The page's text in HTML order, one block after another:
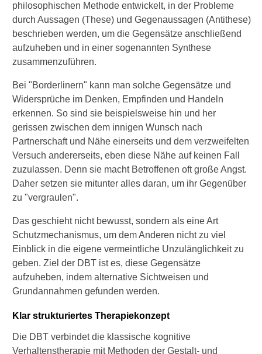
philosophischen Methode entwickelt, in der Probleme
durch Aussagen (These) und Gegenaussagen (Antithese)
beschrieben werden, um die Gegensätze anschließend
aufzuheben und in einer sogenannten Synthese
zusammenzuführen.
Bei "Borderlinern" kann man solche Gegensätze und
Widersprüche im Denken, Empfinden und Handeln
erkennen. So sind sie beispielsweise hin und her
gerissen zwischen dem innigen Wunsch nach
Partnerschaft und Nähe einerseits und dem verzweifelten
Versuch andererseits, eben diese Nähe auf keinen Fall
zuzulassen. Denn sie macht Betroffenen oft große Angst.
Daher setzen sie mitunter alles daran, um ihr Gegenüber
zu "vergraulen".
Das geschieht nicht bewusst, sondern als eine Art
Schutzmechanismus, um dem Anderen nicht zu viel
Einblick in die eigene vermeintliche Unzulänglichkeit zu
geben. Ziel der DBT ist es, diese Gegensätze
aufzuheben, indem alternative Sichtweisen und
Grundannahmen gefunden werden.
Klar strukturiertes Therapiekonzept
Die DBT verbindet die klassische kognitive
Verhaltenstherapie mit Methoden der Gestalt- und